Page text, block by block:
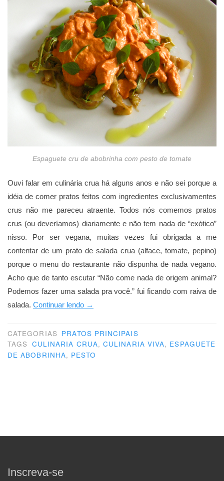
Espaguete cru de abobrinha com pesto de tomate
Ouvi falar em culinária crua há alguns anos e não sei porque a
idéia de comer pratos feitos com ingredientes exclusivamentes
crus não me pareceu atraente. Todos nόs comemos pratos
crus (ou deveríamos) diariamente e não tem nada de “exόtico”
nisso. Por ser vegana, muitas vezes fui obrigada a me
contentar de um prato de salada crua (alface, tomate, pepino)
porque o menu do restaurante não dispunha de nada vegano.
Acho que de tanto escutar “Não come nada de origem animal?
Podemos fazer uma salada pra você.” fui ficando com raiva de
salada. Continuar lendo “Revolução
→
CATEGORIAS PRATOS PRINCIPAIS
TAGS CULINARIA CRUA,CULINARIA VIVA, ESPAGUETE
DE ABOBRINHA, PESTO
Inscreva-se